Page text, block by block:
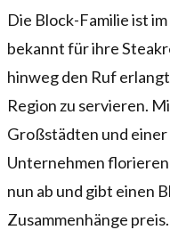
Die Block-Familie ist
bekannt für ihre
hinweg den Ruf
Region zu servieren.
Großstädten und
Unternehmen
nun ab und gibt einen
Zusammenhänge preis.